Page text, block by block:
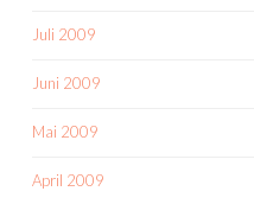
Juli 2009
Juni 2009
Mai 2009
April 2009